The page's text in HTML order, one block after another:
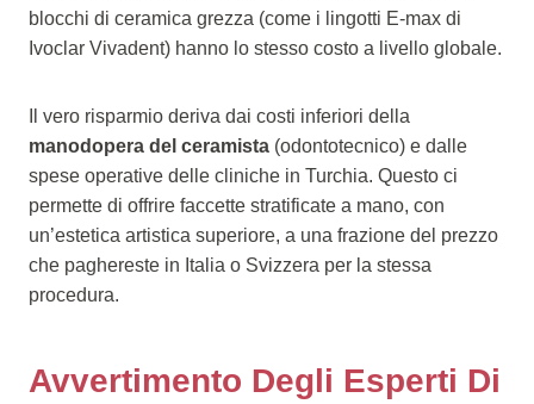
blocchi di ceramica grezza (come i lingotti E-max di
Ivoclar Vivadent) hanno lo stesso costo a livello globale.
Il vero risparmio deriva dai costi inferiori della
manodopera del ceramista (odontotecnico) e dalle
spese operative delle cliniche in Turchia. Questo ci
permette di offrire faccette stratificate a mano, con
un’estetica artistica superiore, a una frazione del prezzo
che paghereste in Italia o Svizzera per la stessa
procedura.
Avvertimento Degli Esperti Di